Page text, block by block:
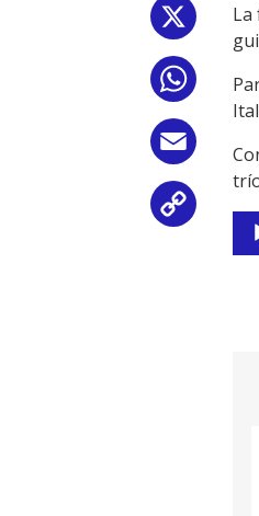
Email
Copy
Link
La
de